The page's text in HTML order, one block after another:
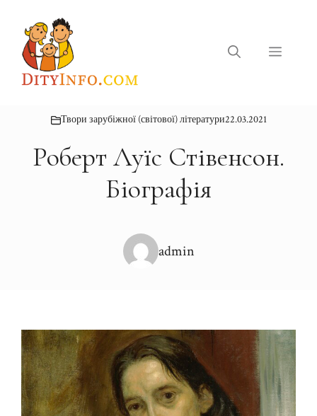
вмісту
Меню
Твори зарубіжної (світової) літератури22.03.2021
Роберт Луїс Стівенсон.
Біографія
admin